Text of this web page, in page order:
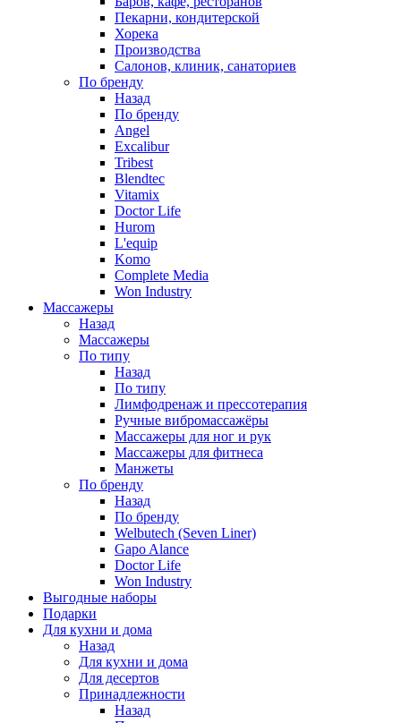
Пекарни, кондитерской
Хорека
Производства
Салонов, клиник, санаториев
По бренду
Назад
По бренду
Angel
Excalibur
Tribest
Blendtec
Vitamix
Doctor Life
Hurom
L'equip
Komo
Complete Media
Won Industry
Массажеры
Назад
Массажеры
По типу
Назад
По типу
Лимфодренаж и прессотерапия
Ручные вибромассажёры
Массажеры для ног и рук
Массажеры для фитнеса
Манжеты
По бренду
Назад
По бренду
Welbutech (Seven Liner)
Gapo Alance
Doctor Life
Won Industry
Выгодные наборы
Подарки
Для кухни и дома
Назад
Для кухни и дома
Для десертов
Принадлежности
Назад